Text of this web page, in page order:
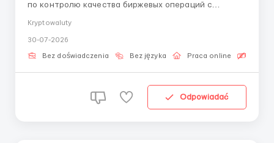
по контролю качества биржевых операций с
работа Обучение: С первого дня в команде
Контроль качества биржевых операций позволяет
Kryptowaluty
30-07-2026
Bez doświadczenia Bez języka Praca online
Odpowiadać